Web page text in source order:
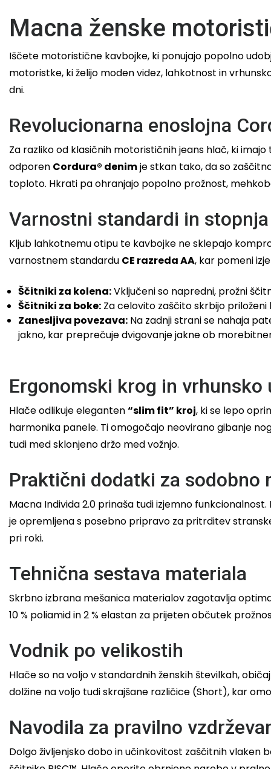
Macna ženske
Iščete motoristične kavbojke, ki ponujajo popolno
motoristke, ki želijo moden videz, lahkotnost in
dni.
Revolucionarna enoslojna
Za razliko od klasičnih motorističnih jeans hlač, ki
odporen Cordura® denimje stkan tako, da so
toploto. Hkrati pa ohranjajo popolno prožnost,
Varnostni standardi in
Kljub lahkotnemu otipu te kavbojke ne sklepajo
varnostnem standardu CE razreda AA, kar pomeni
Ščitniki za kolena:Vključeni so napredni, prožni
Ščitniki za boke: Za celovito zaščito skrbijo priloženi
Zanesljiva povezava: Na zadnji strani se nahaja
jakno, kar preprečuje dvigovanje jakne ob
Ergonomski krog in vrhunsko
Hlače odlikuje eleganten“slim fit” kroj, ki se lepo
harmonika panele. Ti omogočajo neovirano gibanje
tudi med sklonjeno držo med vožnjo.
Praktični dodatki za sodobno
Macna Individa 2.0 prinaša tudi izjemno
je opremljena s posebno pripravo za pritrditev
pri roki.
Tehnična sestava materiala
Skrbno izbrana mešanica materialov zagotavlja
10 % poliamid in 2 % elastan za prijeten občutek
Vodnik po velikostih
Hlače so na voljo v standardnih ženskih številkah,
dolžine na voljo tudi skrajšane različice (Short), kar
Navodila za pravilno
Dolgo življenjsko dobo in učinkovitost zaščitnih vlaken